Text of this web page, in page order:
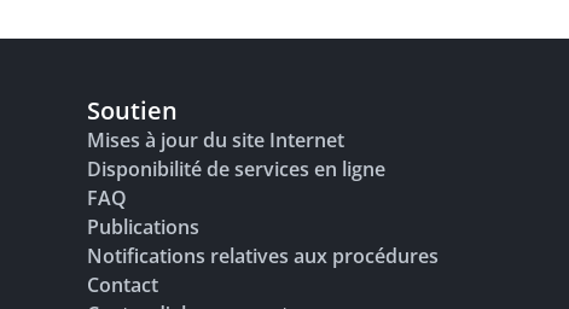
Soutien
Mises à jour du site Internet
Disponibilité de services en ligne
FAQ
Publications
Notifications relatives aux procédures
Contact